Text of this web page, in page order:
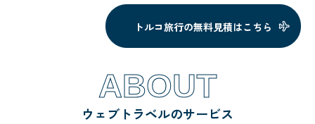
トルコ旅行の無料見積はこちら
ABOUT
ウェブトラベルのサービス